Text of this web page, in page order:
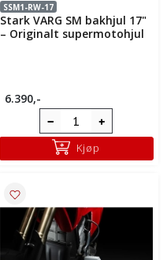
SSM1-RW-17
Stark VARG SM bakhjul 17"
– Originalt supermotohjul
6.390,-
Kjøp